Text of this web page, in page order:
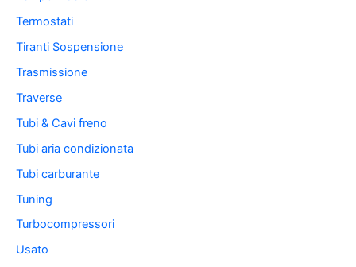
Termostati
Tiranti Sospensione
Trasmissione
Traverse
Tubi & Cavi freno
Tubi aria condizionata
Tubi carburante
Tuning
Turbocompressori
Usato